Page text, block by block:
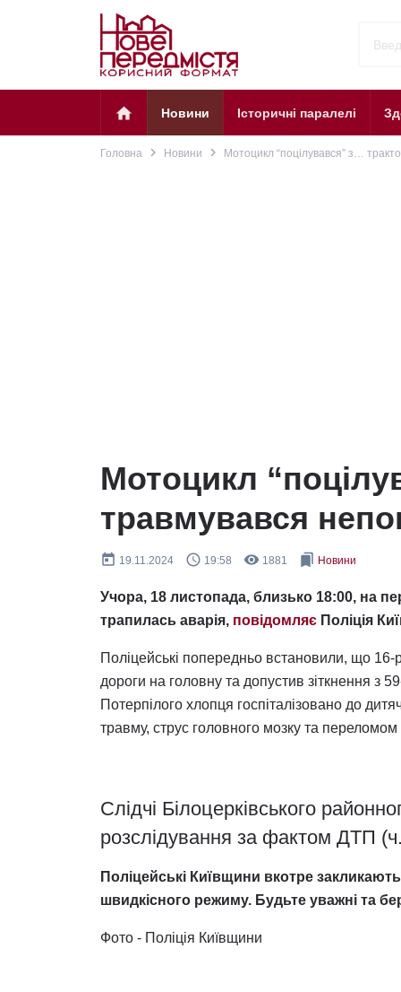
home Новини Історичні паралелі
Головна navigate_next Новини navigate_next Мотоцикл “поцілувався” з…
Мотоцикл
травмувався
today 19.11.2024 query_builder 19:58 remove_red_eye 1881 bookmarks Новини
Учора, 18 листопада, близько 18:00, на
трапилась аварія, повідомляє Поліція
Поліцейські попередньо встановили, що 16-
дороги на головну та допустив зіткнення з
Потерпілого хлопця госпіталізовано до
травму, струс головного мозку та переломом
Слідчі Білоцерківського
розслідування за фактом ДТП
Поліцейські Київщини вкотре
швидкісного режиму. Будьте уважні та
Фото - Поліція Київщини